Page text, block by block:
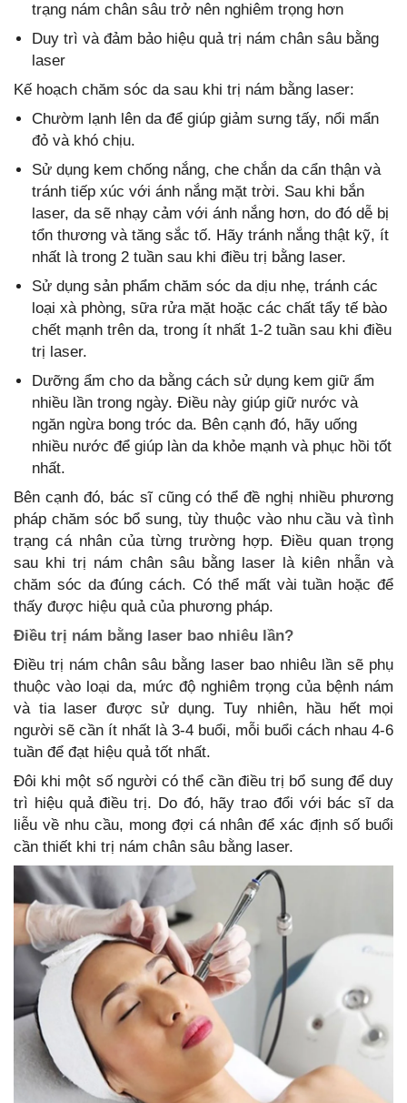
trạng nám chân sâu trở nên nghiêm trọng hơn
Duy trì và đảm bảo hiệu quả trị nám chân sâu bằng
laser
Kế hoạch chăm sóc da sau khi trị nám bằng laser:
Chườm lạnh lên da để giúp giảm sưng tấy, nổi mẩn
đỏ và khó chịu.
Sử dụng kem chống nắng, che chắn da cẩn thận và
tránh tiếp xúc với ánh nắng mặt trời. Sau khi bắn
laser, da sẽ nhạy cảm với ánh nắng hơn, do đó dễ bị
tổn thương và tăng sắc tố. Hãy tránh nắng thật kỹ, ít
nhất là trong 2 tuần sau khi điều trị bằng laser.
Sử dụng sản phẩm chăm sóc da dịu nhẹ, tránh các
loại xà phòng, sữa rửa mặt hoặc các chất tẩy tế bào
chết mạnh trên da, trong ít nhất 1-2 tuần sau khi điều
trị laser.
Dưỡng ẩm cho da bằng cách sử dụng kem giữ ẩm
nhiều lần trong ngày. Điều này giúp giữ nước và
ngăn ngừa bong tróc da. Bên cạnh đó, hãy uống
nhiều nước để giúp làn da khỏe mạnh và phục hồi tốt
nhất.
Bên cạnh đó, bác sĩ cũng có thể đề nghị nhiều phương
pháp chăm sóc bổ sung, tùy thuộc vào nhu cầu và tình
trạng cá nhân của từng trường hợp. Điều quan trọng
sau khi trị nám chân sâu bằng laser là kiên nhẫn và
chăm sóc da đúng cách. Có thể mất vài tuần hoặc để
thấy được hiệu quả của phương pháp.
Điều trị nám bằng laser bao nhiêu lần?
Điều trị nám chân sâu bằng laser bao nhiêu lần sẽ phụ
thuộc vào loại da, mức độ nghiêm trọng của bệnh nám
và tia laser được sử dụng. Tuy nhiên, hầu hết mọi
người sẽ cần ít nhất là 3-4 buổi, mỗi buổi cách nhau 4-6
tuần để đạt hiệu quả tốt nhất.
Đôi khi một số người có thể cần điều trị bổ sung để duy
trì hiệu quả điều trị. Do đó, hãy trao đổi với bác sĩ da
liễu về nhu cầu, mong đợi cá nhân để xác định số buổi
cần thiết khi trị nám chân sâu bằng laser.